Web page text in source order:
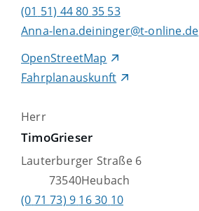
OpenStreetMap
Fahrplanauskunft
Anna-lena.deininger@t-online.de
(01 51) 4480 35 53
Herr
TimoGrieser
Lauterburger Straße 6
73540Heubach
(0 71 73) 9 1630 10